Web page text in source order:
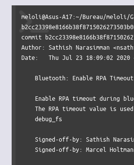
meloli@Asus-A17:~/Bureau/
commit
Author: Sathish Narasimman
Date:   Thu Jul 23 18:09:02 2020
    Bluetooth: Enable RPA Timeout
Enable RPA timeout during
The RPA timeout value is
    debug_fs
Signed-off-by: Sathish
Signed-off-by: Marcel